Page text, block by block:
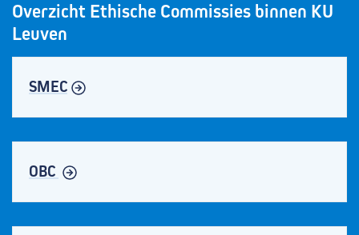
Overzicht Ethische Commissies binnen KU
Leuven
SMEC
OBC